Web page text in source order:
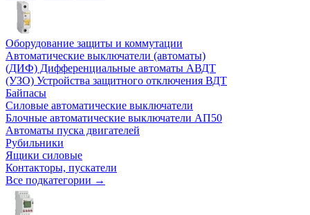
Оборудование защиты и коммутации
Автоматические выключатели (автоматы)
(ДИФ) Дифференциальные автоматы АВДТ
(УЗО) Устройства защитного отключения ВДТ
Байпасы
Силовые автоматические выключатели
Блочные автоматические выключатели АП50
Автоматы пуска двигателей
Рубильники
Ящики силовые
Контакторы, пускатели
Все подкатегории →